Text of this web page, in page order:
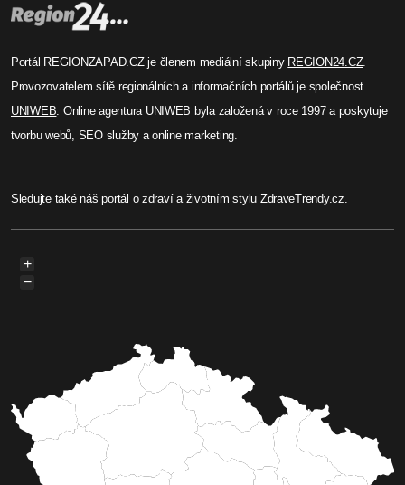
Portál REGIONZAPAD.CZ je členem mediální skupiny REGION24.CZ.
Provozovatelem sítě regionálních a informačních portálů je společnost
UNIWEB . Online agentura UNIWEB byla založená v roce 1997 a poskytuje
tvorbu webů, SEO služby a online marketing.
Sledujte také nášportál o zdravía životním stylu ZdraveTrendy.cz
+
−